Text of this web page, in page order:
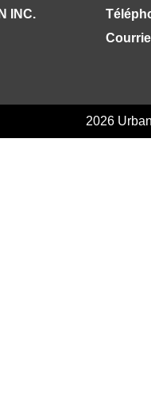
INC.
Courriel
2026